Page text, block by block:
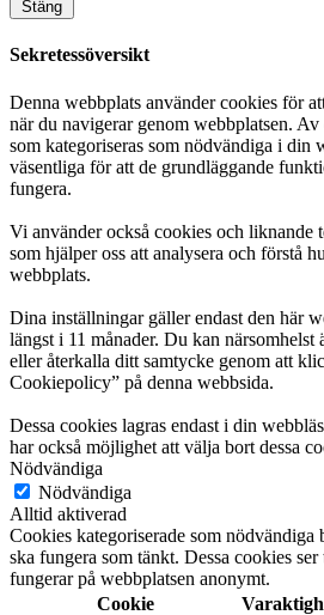
Stäng
Sekretessöversikt
Denna webbplats använder cookies för
när du navigerar genom webbplatsen. Av
som kategoriseras som nödvändiga i din
väsentliga för att de grundläggande
fungera.
Vi använder också cookies och liknande
som hjälper oss att analysera och förstå
webbplats.
Dina inställningar gäller endast den här
längst i 11 månader. Du kan närsomhelst
eller återkalla ditt samtycke genom att
Cookiepolicy” på denna webbsida.
Dessa cookies lagras endast i din
har också möjlighet att välja bort dessa
Nödvändiga
Nödvändiga
Alltid aktiverad
Cookies kategoriserade som nödvändiga
ska fungera som tänkt. Dessa cookies
fungerar på webbplatsen anonymt.
Cookie